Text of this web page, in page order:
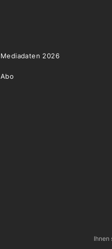
Mediadaten 2026
Abo
Ihnen